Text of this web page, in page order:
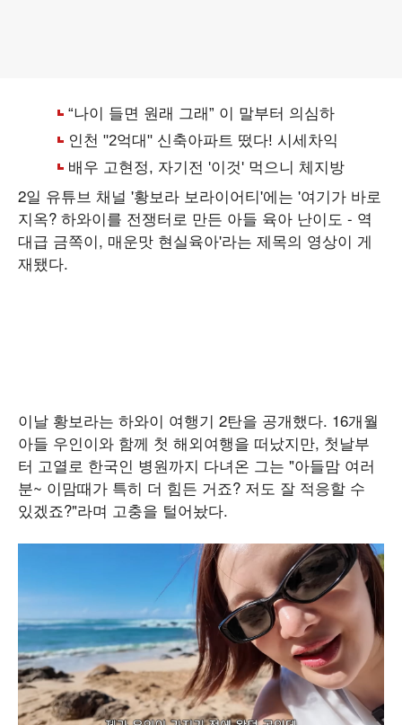
2일 유튜브 채널 '황보라 보라이어티'에는 '여기가 바로
지옥? 하와이를 전쟁터로 만든 아들 육아 난이도 - 역
대급 금쪽이, 매운맛 현실육아'라는 제목의 영상이 게
재됐다.
이날 황보라는 하와이 여행기 2탄을 공개했다. 16개월
아들 우인이와 함께 첫 해외여행을 떠났지만, 첫날부
터 고열로 한국인 병원까지 다녀온 그는 "아들맘 여러
분~ 이맘때가 특히 더 힘든 거죠? 저도 잘 적응할 수
있겠죠?"라며 고충을 털어놨다.